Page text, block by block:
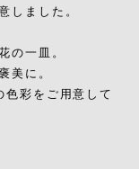
しました。
の一皿。
美に。
彩をご用意して